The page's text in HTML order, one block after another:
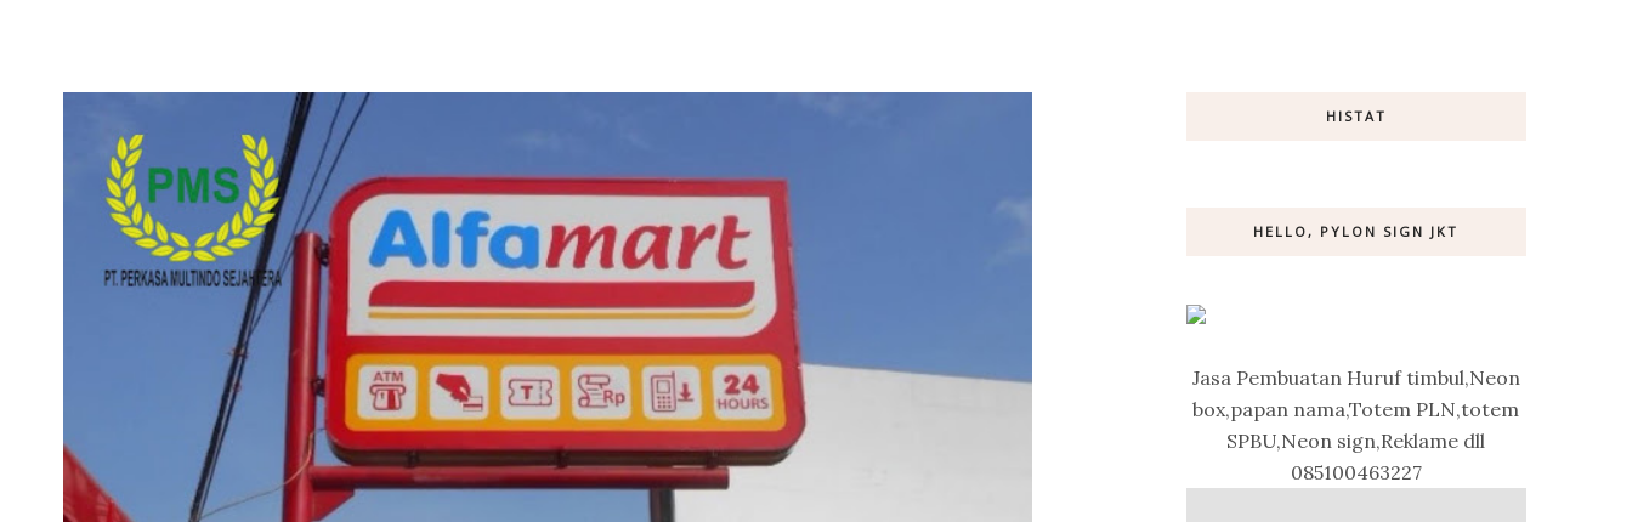
HISTAT
HELLO, PYLON SIGN JKT
Jasa Pembuatan Huruf timbul,Neon
box,papan nama,Totem PLN,totem
SPBU,Neon sign,Reklame dll
085100463227